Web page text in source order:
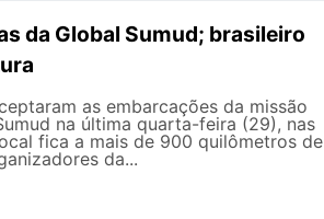
da Global Sumud; brasileiro
as embarcações da missão
na última quarta-feira (29), nas
fica a mais de 900 quilômetros de
da...